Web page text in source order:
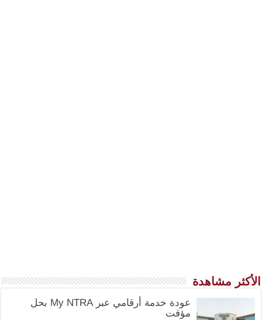
الأكثر مشاهدة
عودة خدمة أرقامي عبر My NTRA بحل
مؤقت